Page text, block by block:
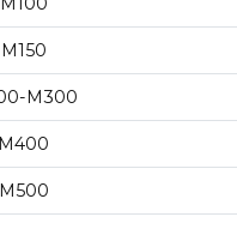
М150
М300
М400
М500